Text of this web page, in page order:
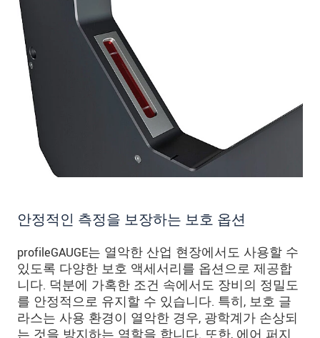
안정적인 측정을 보장하는 보호 옵션
profileGAUGE는 열악한 산업 현장에서도 사용할 수
있도록 다양한 보호 액세서리를 옵션으로 제공합
니다. 덕분에 가혹한 조건 속에서도 장비의 정밀도
를 안정적으로 유지할 수 있습니다. 특히, 보호 글
라스는 사용 환경이 열악한 경우, 광학계가 손상되
는 것을 방지하는 역할을 합니다. 또한, 에어 퍼지